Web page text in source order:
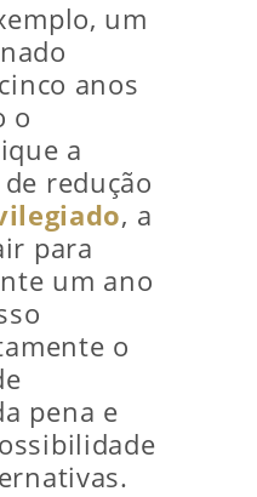
um
anos
o
a
redução
, a
para
um ano
o
pena e